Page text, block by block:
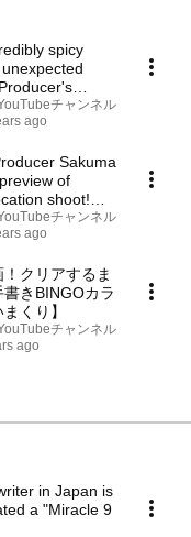
spicy
[...
チャンネル
ago
Sakuma
of
shoot!
チャンネル
ago
！クリアするま
きBINGOカラ
くり】
チャンネル
ago
in Japan is
a "Miracle 9